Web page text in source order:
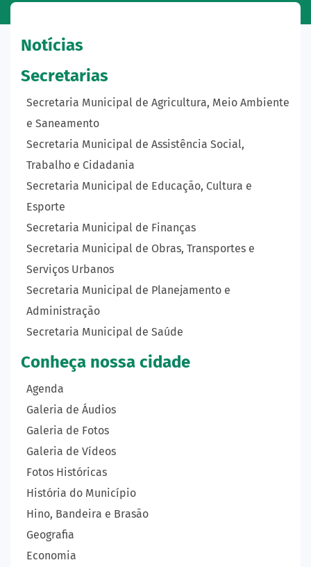
Notícias
Secretarias
Secretaria Municipal de Agricultura, Meio Ambiente
e Saneamento
Secretaria Municipal de Assistência Social,
Trabalho e Cidadania
Secretaria Municipal de Educação, Cultura e
Esporte
Secretaria Municipal de Finanças
Secretaria Municipal de Obras, Transportes e
Serviços Urbanos
Secretaria Municipal de Planejamento e
Administração
Secretaria Municipal de Saúde
Conheça nossa cidade
Agenda
Galeria de Áudios
Galeria de Fotos
Galeria de Vídeos
Fotos Históricas
História do Município
Hino, Bandeira e Brasão
Geografia
Economia